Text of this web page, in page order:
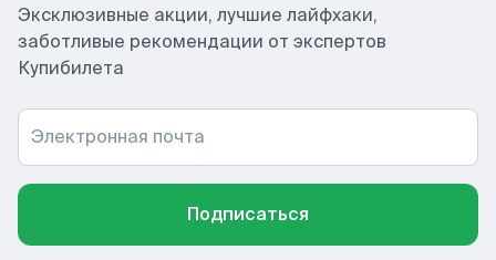
Эксклюзивные акции, лучшие лайфхаки,
заботливые рекомендации от экспертов
Купибилета
Электронная почта
Подписаться